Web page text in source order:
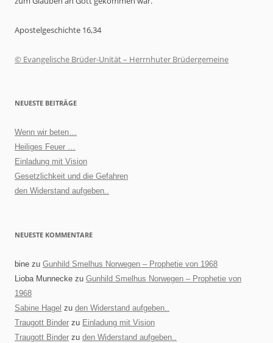
Apostelgeschichte 16,34
© Evangelische Brüder-Unität – Herrnhuter Brüdergemeine
NEUESTE BEITRÄGE
Wenn wir beten…
Heiliges Feuer …
Einladung mit Vision
Gesetzlichkeit und die Gefahren
den Widerstand aufgeben..
NEUESTE KOMMENTARE
bine zu Gunhild Smelhus Norwegen – Prophetie von 1968
Lioba Munnecke zu Gunhild Smelhus Norwegen – Prophetie von
1968
Sabine Hagel zu den Widerstand aufgeben..
Traugott Binder zu Einladung mit Vision
Traugott Binder zu den Widerstand aufgeben..